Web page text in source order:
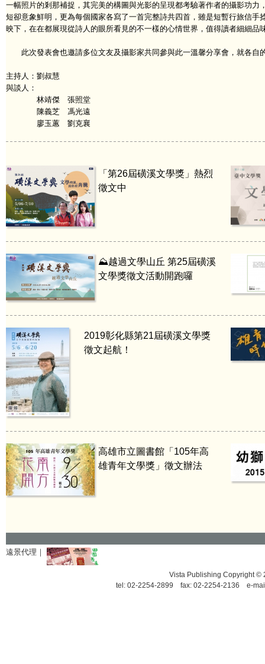
一幅照片的剎那補捉，其完美的構圖與光影的呈現都考驗著作者的攝影功
短卻意象鮮明，更為每個國家各寫了一首完整詩共四首，雖是短暫行旅信
映下，在在都展現從詩人的眼所看見的不一樣的心情世界，值得讀者細細品
此次發表會也邀請多位文友及攝影家共同參與此一溫馨分享會，就各自
主持人：劉叔慧
與談人：
林靖傑 張照堂
陳義芝 馮光遠
廖玉蕙 劉克襄
「第26屆磺溪文學獎」熱烈
徵文中
⛰️越過文學山丘 第25屆磺溪
文學獎徵文活動開跑囉
2019彰化縣第21屆磺溪文學獎
徵文起航！
高雄市立圖書館「105年高
雄青年文學獎」徵文辦法
遠景代理｜
Vista Publishing Copyright ©
tel: 02-2254-2899 fax: 02-2254-2136 e-